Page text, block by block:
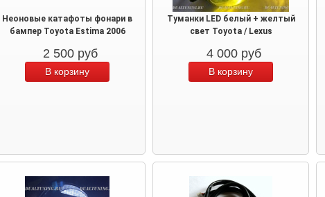
Неоновые катафоты фонари в
бампер Toyota Estima 2006
2 500 руб
Туманки LED белый + желтый
свет Toyota / Lexus
4 000 руб